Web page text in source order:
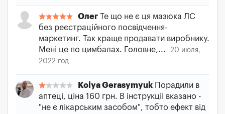
Олег Те що не є ця мазюка ЛС
без реєстраційного посвідчення-
маркетинг. Так краще продавати виробнику.
Мені це по цимбалах. Головне,...
20 июля,
2022 год
Kolya Gerasymyuk Порадили в
аптеці, ціна 160 грн. В інструкціі вказано -
"не є лікарським засобом", тобто ефект від